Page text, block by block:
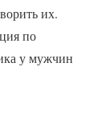
их.
по
у мужчин